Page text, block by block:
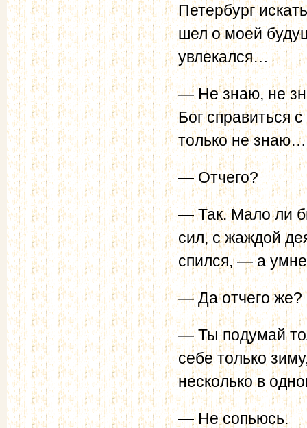
Петербург
шел о моей
увлекался…
— Не знаю, не
Бог справиться
только не
— Отчего?
— Так. Мало ли
сил, с жаждой
спился, — а
— Да отчего же?
— Ты подумай
себе только
несколько в
— Не сопьюсь.